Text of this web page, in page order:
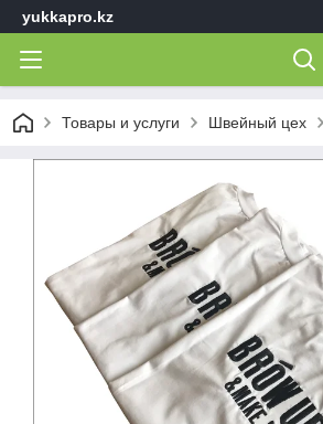
yukkapro.kz
Товары и услуги Швейный цех